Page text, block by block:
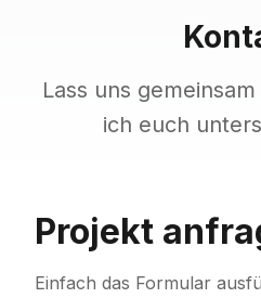
Lass uns
ich euch
Projekt
Einfach das Formular